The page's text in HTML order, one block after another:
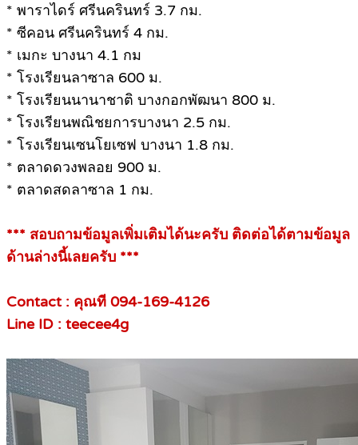
* พาราไดร์ ศรีนครินทร์ 3.7 กม.
* ซีคอน ศรีนครินทร์ 4 กม.
* เมกะ บางนา 4.1 กม
* โรงเรียนลาซาล 600 ม.
* โรงเรียนนานาชาติ บางกอกพัฒนา 800 ม.
* โรงเรียนพณิชยการบางนา 2.5 กม.
* โรงเรียนเซนโยเซฟ บางนา 1.8 กม.
* ตลาดดวงพลอย 900 ม.
* ตลาดสดลาซาล 1 กม.
*** สอบถามข้อมูลเพิ่มเติมได้นะครับ ติดต่อได้ตามข้อมูล
ด้านล่างนี้เลยครับ ***
Contact : คุณที 094-169-4126
Line ID : teecee4g